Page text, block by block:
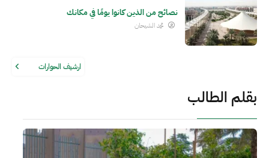
نصائح من الذين كانوا يومًا في مكانك
محمد الشيحان
ارشيف الحوارات
بقلم الطالب